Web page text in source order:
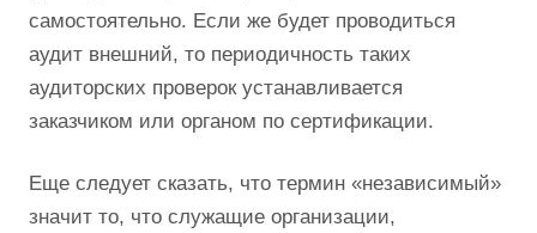
самостоятельно. Если же будет проводиться
аудит внешний, то периодичность таких
аудиторских проверок устанавливается
заказчиком или органом по сертификации.
Еще следует сказать, что термин «независимый»
значит то, что служащие организации,